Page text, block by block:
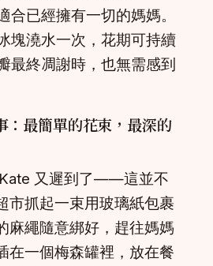
合已經擁有一切的媽媽。
塊澆水一次，花期可持續
最終凋謝時，也無需感到
：最簡單的花束，最深的
又遲到了——這並不
市抓起一束用玻璃紙包裹
麻繩隨意綁好，趕往媽媽
在一個梅森罐裡，放在餐